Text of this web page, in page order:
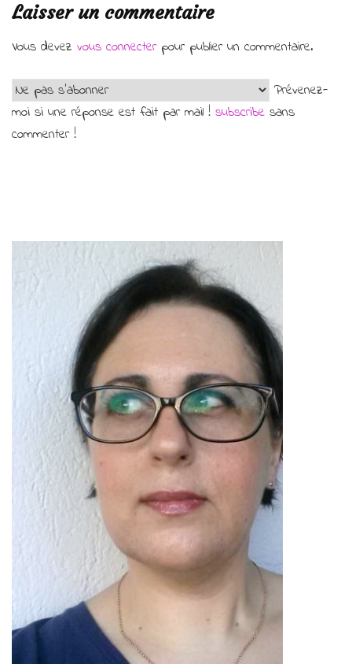
Laisser un commentaire
Vous devez vous connecterpour publier un commentaire.
Prévenez-
moi si une réponse est fait par mail ! subscribe sans
commenter !